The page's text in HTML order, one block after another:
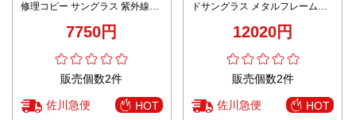
修理コピー サングラス 紫外線カ
作 ブラウン7750円
販売個数2件
佐川急便 HOT
ドサングラス メタルフレームコ
12020円
販売個数2件
佐川急便 HOT